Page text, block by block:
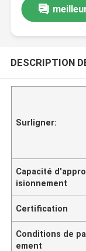
DESCRIPTION
Surligner:
Capacité
isionnement
Certification
Conditions de
ement